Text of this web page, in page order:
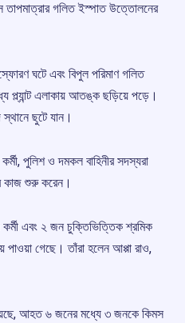
তাপমাত্রার গলিত ইস্পাত উত্তোলনের
ঘটে এবং বিপুল পরিমাণ গলিত
প্ল্যান্ট এলাকায় আতঙ্ক ছড়িয়ে পড়ে।
স্থানে ছুটে যান।
কর্মী, পুলিশ ও দমকল বাহিনীর সদস্যরা
কাজ শুরু করেন।
কর্মী এবং ২ জন চুক্তিভিত্তিক শ্রমিক
গেছে। তাঁরা হলেন আপ্পা রাও,
আহত ৬ জনের মধ্যে ৩ জনকে কিমস